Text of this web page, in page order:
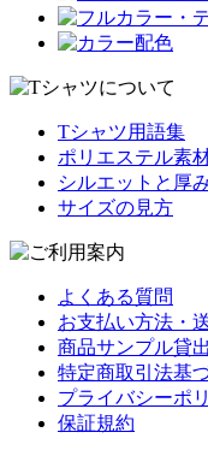
Tシャツ用語集
ポリエステル素
シルエットと厚
サイズの見方
よくある質問
お支払い方法・
商品サンプル貸
特定商取引法基
プライバシーポ
保証規約